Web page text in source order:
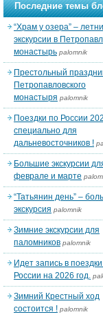
Последние темы
“Храм у озера” –
экскурсии в
монастырь palomnik
Престольный
Петропавловского
монастыря palomnik
Поездки по России
специально для
дальневосточников !
Большие экскурсии
феврале и марте
“Татьянин день” –
экскурсия palomnik
Зимние экскурсии для
паломников palomnik
Идет запись в
России на 2026 год.
Зимний Крестный ход
состоится ! palomnik